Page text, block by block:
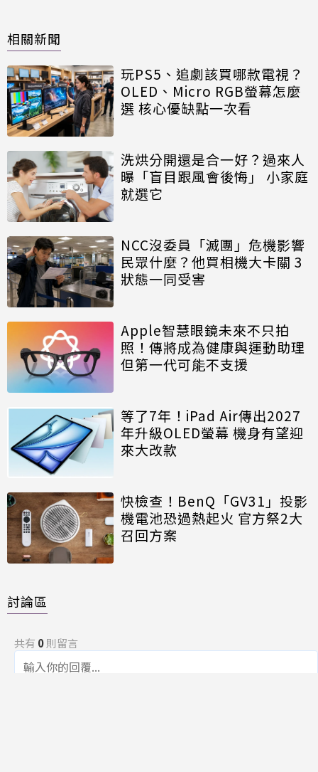
相關新聞
玩PS5、追劇該買哪款電視？
OLED、Micro RGB螢幕怎麼
選 核心優缺點一次看
洗烘分開還是合一好？過來人
曝「盲目跟風會後悔」 小家庭
就選它
NCC沒委員「滅團」危機影響
民眾什麼？他買相機大卡關 3
狀態一同受害
Apple智慧眼鏡未來不只拍
照！傳將成為健康與運動助理
但第一代可能不支援
等了7年！iPad Air傳出2027
年升級OLED螢幕 機身有望迎
來大改款
快檢查！BenQ「GV31」投影
機電池恐過熱起火 官方祭2大
召回方案
討論區
共有 0則留言